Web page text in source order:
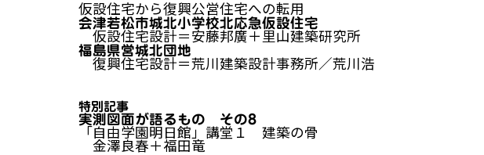
仮設住宅から復興公営住宅への転用
会津若松市城北小学校北応急仮設住宅
仮設住宅設計＝安藤邦廣＋里山建築研究所
福島県営城北団地
復興住宅設計＝荒川建築設計事務所／荒川浩
特別記事
実測図面が語るもの その8
「自由学園明日館」講堂１ 建築の骨
金澤良春＋福田竜